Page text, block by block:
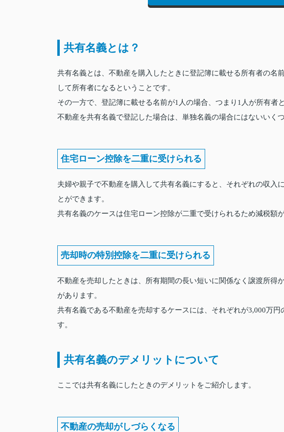
共有名義とは？
共有名義とは、不動産を購入したときに登記簿に載せる所有者の名
して所有者になるということです。
その一方で、登記簿に載せる名前が1人の場合、つまり1人が所有者
不動産を共有名義で登記した場合は、単独名義の場合にはないいく
住宅ローン控除を二重に受けられる
夫婦や親子で不動産を購入して共有名義にすると、それぞれの収入
とができます。
共有名義のケースは住宅ローン控除が二重で受けられるため減税額
売却時の特別控除を二重に受けられる
不動産を売却したときは、所有期間の長い短いに関係なく譲渡所得
があります。
共有名義である不動産を売却するケースには、それぞれが3,000万
す。
共有名義のデメリットについて
ここでは共有名義にしたときのデメリットをご紹介します。
不動産の売却がしづらくなる